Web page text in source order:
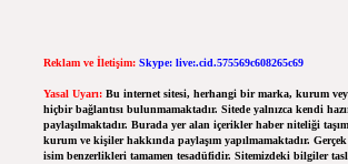
Reklam ve İletişim: Skype: live:.cid.575569c608265c69
Yasal Uyarı: Bu internet sitesi, herhangi bir marka, kurum
hiçbir bağlantısı bulunmamaktadır. Sitede yalnızca kendi
paylaşılmaktadır. Burada yer alan içerikler haber niteliği
kurum ve kişiler hakkında paylaşım yapılmamaktadır.
isim benzerlikleri tamamen tesadüfidir. Sitemizdeki bilgiler